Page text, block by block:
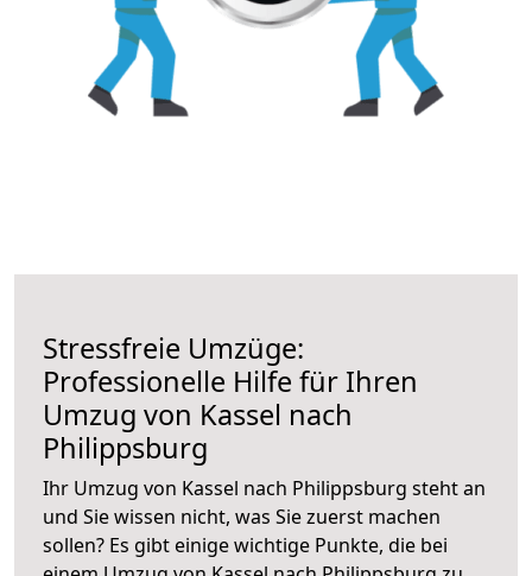
Stressfreie Umzüge:
Professionelle Hilfe für Ihren
Umzug von Kassel nach
Philippsburg
Ihr Umzug von Kassel nach Philippsburg steht an
und Sie wissen nicht, was Sie zuerst machen
sollen? Es gibt einige wichtige Punkte, die bei